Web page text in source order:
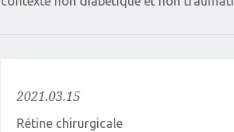
2021.03.15
Rétine chirurgicale